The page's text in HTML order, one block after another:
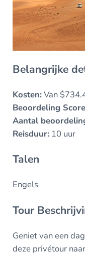
Belangrijke
Kosten:Van
Beoordeling
Aantal
Reisduur:10 uur
Talen
Engels
Tour
Geniet van een
deze privétour